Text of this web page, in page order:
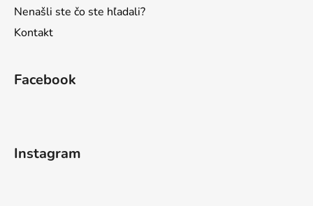
Nenašli ste čo ste hľadali?
Kontakt
Facebook
Instagram